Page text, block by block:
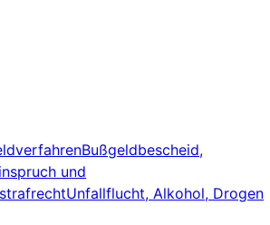
Bußgeldbescheid,
und
Unfallflucht, Alkohol, Drogen